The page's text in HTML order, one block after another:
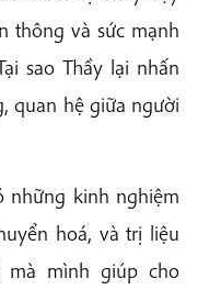
thông và sức mạnh
sao Thầy lại nhấn
quan hệ giữa người
những kinh nghiệm
hoá, và trị liệu
mình giúp cho